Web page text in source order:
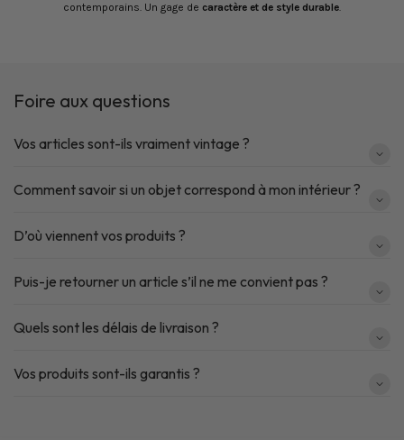
contemporains. Un gage de caractère et de style durable.
Foire aux questions
Vos articles sont-ils vraiment vintage ?
Comment savoir si un objet correspond à mon intérieur ?
D’où viennent vos produits ?
Puis-je retourner un article s’il ne me convient pas ?
Quels sont les délais de livraison ?
Vos produits sont-ils garantis ?